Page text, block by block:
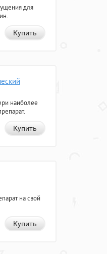
для
Купить
наиболее
Купить
на свой
Купить